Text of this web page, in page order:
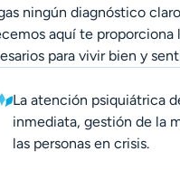
ningún diagnóstico
aquí te proporciona
para vivir bien y
La atención psiquiátrica
inmediata, gestión de la
las personas en crisis.